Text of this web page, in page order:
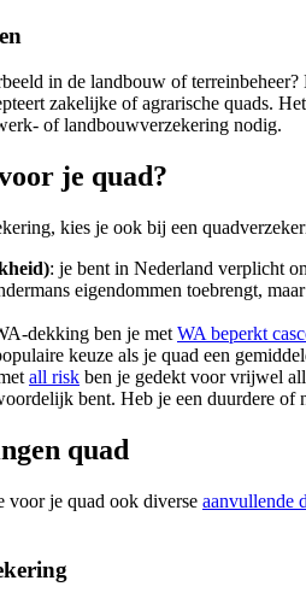
in de landbouw of terreinbeheer?
zakelijke of agrarische quads.
of landbouwverzekering nodig.
je quad?
kies je ook bij een
: je bent in Nederland verplicht
eigendommen toebrengt,
dekking ben je met WA beperkt
keuze als je quad een
all risk ben je gedekt voor vrijwel
bent. Heb je een duurdere of
quad
voor je quad ook diverse aanvullende